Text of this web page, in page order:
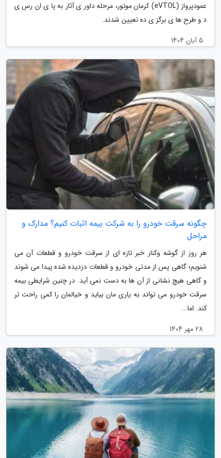
عمودپرواز (eVTOL) کرمان موتور، مرحله داور ی آثار به پا ی ان رس ی
د و طرح ها ی برگز ی ده تعیین شدند.
5 آبان 1404
چگونه سرقت خودرو را به شرکت بیمه اثبات کنیم؟ مدارک و
مراحل
هر روز از گوشه وکنار خبر تازه ای از سرقت خودرو و قطعات آن می
شنویم؛ گاهی پس از مدتی خودرو و قطعات دزدیده شده پیدا می شوند
و گاهی هیچ نشانی از آن ها به دست نمی آید. در چنین شرایطی بیمه
سرقت خودرو می تواند به یاری مان بیاید و خیالمان را کمی راحت تر
کند. اما...
28 مهر 1404